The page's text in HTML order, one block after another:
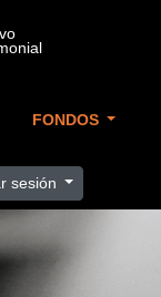
FONDOS
sesión